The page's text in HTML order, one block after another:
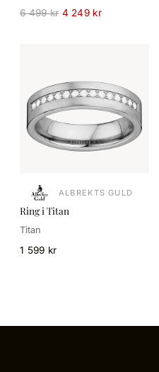
6 499 kr 4 249 kr
ALBREKTS GULD
Ring i Titan
Titan
1 599 kr